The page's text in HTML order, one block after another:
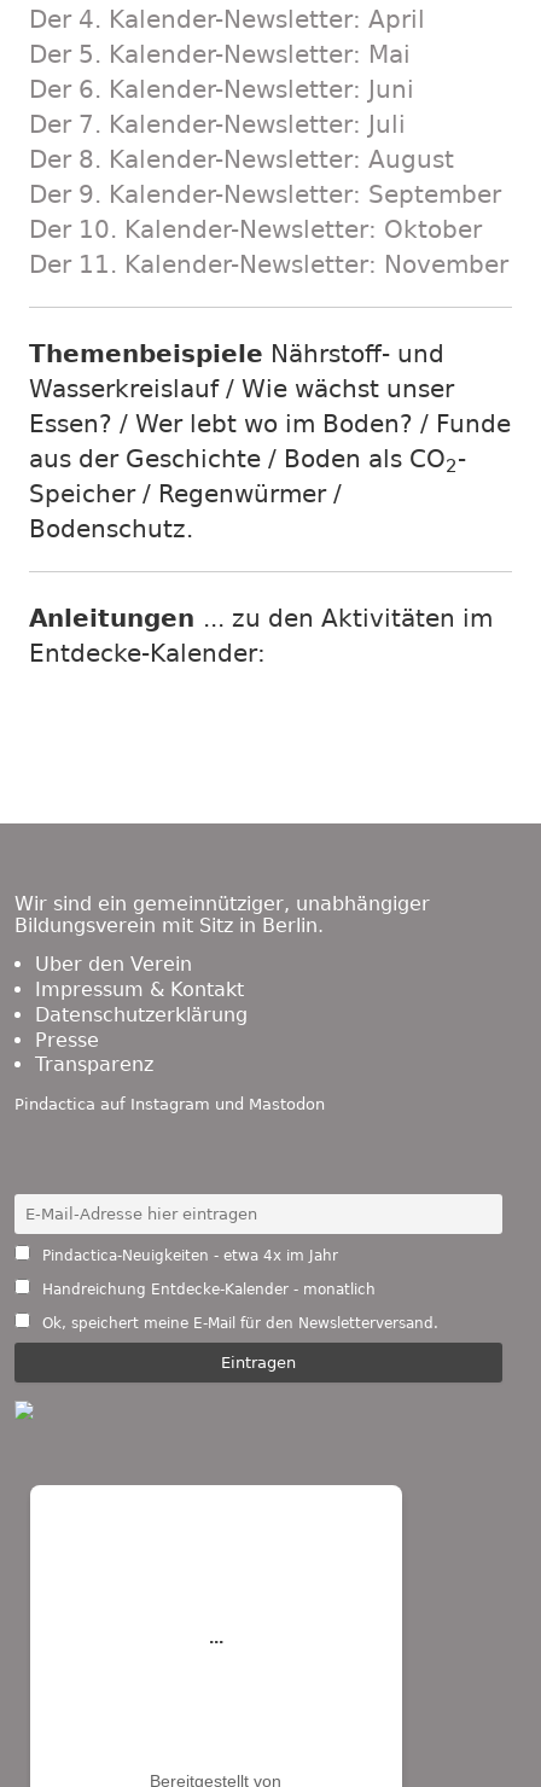
Der 4. Kalender-Newsletter: April
Der 5. Kalender-Newsletter: Mai
Der 6. Kalender-Newsletter: Juni
Der 7. Kalender-Newsletter: Juli
Der 8. Kalender-Newsletter: August
Der 9. Kalender-Newsletter: September
Der 10. Kalender-Newsletter: Oktober
Der 11. Kalender-Newsletter: November
Themenbeispiele Nährstoff- und
Wasserkreislauf / Wie wächst unser
Essen? / Wer lebt wo im Boden? / Funde
aus der Geschichte / Boden als CO2-
Speicher / Regenwürmer /
Bodenschutz.
Anleitungen ... zu den Aktivitäten im
Entdecke-Kalender:
Wir sind ein gemeinnütziger, unabhängiger
Bildungsverein mit Sitz in Berlin.
Über den Verein
Impressum & Kontakt
Datenschutzerklärung
Presse
Transparenz
Pindactica auf Instagram und Mastodon
Pindactica-Neuigkeiten - etwa 4x im Jahr
Handreichung Entdecke-Kalender - monatlich
Ok, speichert meine E-Mail für den Newsletterversand.